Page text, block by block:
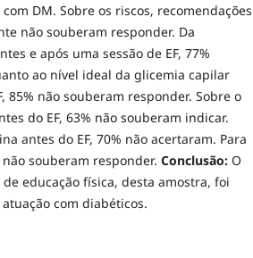
DM. Sobre os riscos, recomendações
não souberam responder. Da
e após uma sessão de EF, 77%
ao nível ideal da glicemia capilar
85% não souberam responder. Sobre o
do EF, 63% não souberam indicar.
antes do EF, 70% não acertaram. Para
souberam responder. Conclusão: O
educação física, desta amostra, foi
com diabéticos.